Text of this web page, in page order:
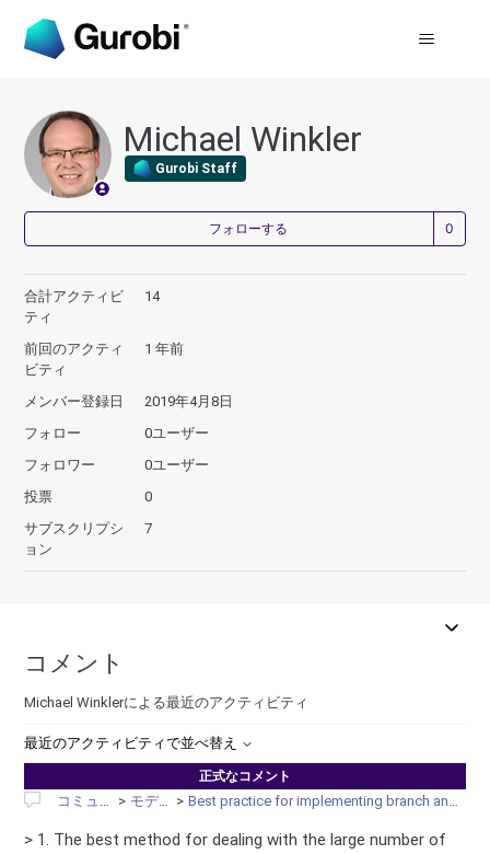
Michael Winkler
Gurobi Staff
フォローする
合計アクティビ
ティ
14
前回のアクティ
ビティ
1 年前
メンバー登録日
2019年4月8日
フォロー
0ユーザー
フォロワー
0ユーザー
投票
0
サブスクリプシ
ョン
7
コメント
Michael Winklerによる最近のアクティビティ
最近のアクティビティで並べ替え
正式なコメント
コミュニティ モデリング Best practice for implementing branch and cut algorithm with gurobi
> 1. The best method for dealing with the large number of